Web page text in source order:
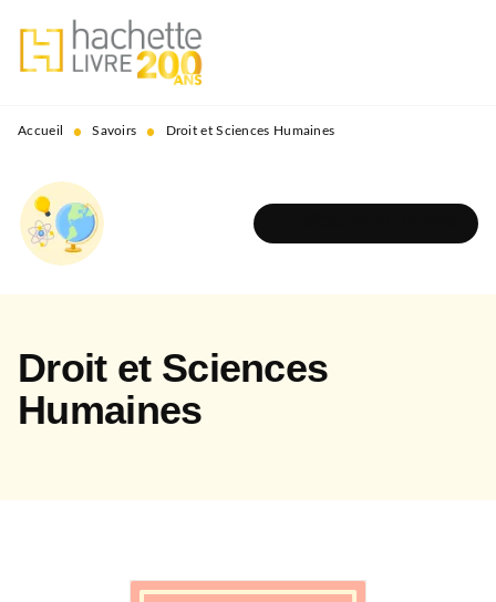
MENU RECHERCHE
PIED DE PAGE
Accueil • Savoirs • Droit et Sciences Humaines
Droit et Sciences
Humaines